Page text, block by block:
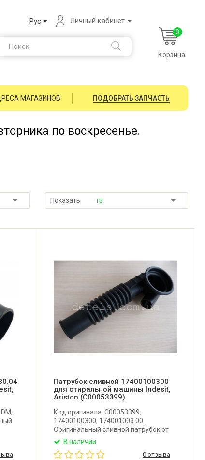
Рус Личный кабинет
0
Корзина
МАГАЗИНОВ ПОДОБРАТЬ ЗАПЧАСТЬ
по воскресенье.
Показать: 15
Патрубок сливной 17400100300
для стиральной машины Indesit,
Ariston (C00053399)
Код оригинала: C00053399,
17400100300, 174001003.00.
Оригинальный сливной патрубок от
бака к насосу для стиральной машины
Indesit, Ariston, Whirlpool.
Производитель: Италия.
В наличии
0 отзыва